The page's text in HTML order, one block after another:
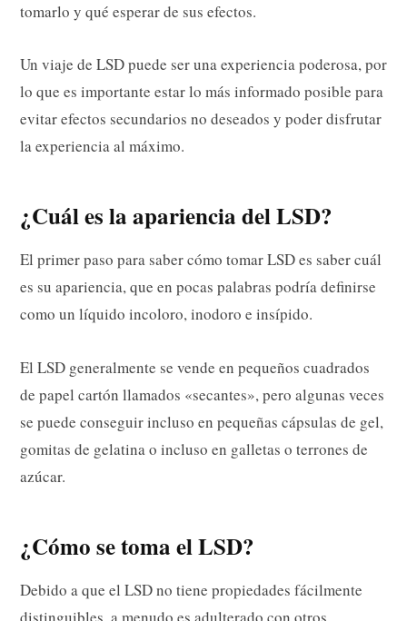
tomarlo y qué esperar de sus efectos.
Un viaje de LSD puede ser una experiencia poderosa, por
lo que es importante estar lo más informado posible para
evitar efectos secundarios no deseados y poder disfrutar
la experiencia al máximo.
¿Cuál es la apariencia del LSD?
El primer paso para saber cómo tomar LSD es saber cuál
es su apariencia, que en pocas palabras podría definirse
como un líquido incoloro, inodoro e insípido.
El LSD generalmente se vende en pequeños cuadrados
de papel cartón llamados «secantes», pero algunas veces
se puede conseguir incluso en pequeñas cápsulas de gel,
gomitas de gelatina o incluso en galletas o terrones de
azúcar.
¿Cómo se toma el LSD?
Debido a que el LSD no tiene propiedades fácilmente
distinguibles, a menudo es adulterado con otros